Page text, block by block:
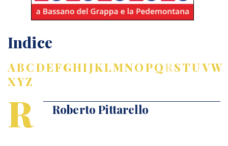
Indice
ABCDEFGHIJKLMNOPQRSTUVW
XYZ
R Roberto Pittarello